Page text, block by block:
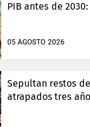
PIB antes de
05 AGOSTO 2026
Sepultan restos
atrapados tres